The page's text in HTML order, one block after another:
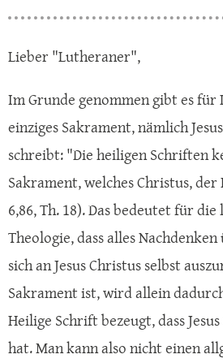
Lieber "Lutheraner",
Im Grunde genommen gibt es
einziges Sakrament, nämlich
schreibt: "Die heiligen Schriften
Sakrament, welches Christus,
6,86, Th. 18). Das bedeutet für
Theologie, dass alles
sich an Jesus Christus selbst
Sakrament ist, wird allein
Heilige Schrift bezeugt, dass
hat. Man kann also nicht einen